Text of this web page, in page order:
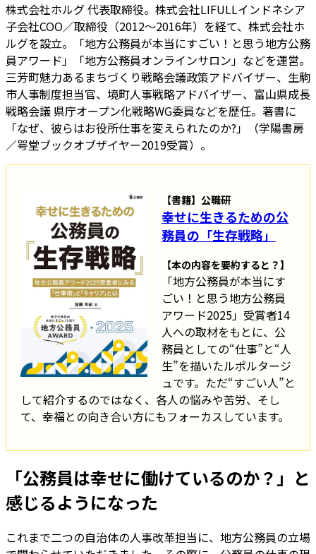
株式会社ホルグ 代表取締役。株式会社LIFULLインドネシア
子会社COO／取締役（2012～2016年）を経て、株式会社ホ
ルグを設立。「地方公務員が本当にすごい！と思う地方公務
員アワード」「地方公務員オンラインサロン」などを運営。
三芳町魅力あるまちづくり戦略会議政策アドバイザー、生駒
市人事制度担当官、境町人事戦略アドバイザー、富山県成長
戦略会議 県庁オープン化戦略WG委員などを歴任。著書に
「なぜ、彼らはお役所仕事を変えられたのか?」（学陽書房
／咢堂ブックオブザイヤー2019受賞）。
【書籍】公職研
幸せに生きるための公
務員の「生存戦略」
【本の内容を要約すると？】
「地方公務員が本当にす
ごい！と思う地方公務員
アワード2025」受賞者14
人への取材をもとに、公
務員としての“仕事”と“人
生”を描いたルポルタージ
ュです。ただ“すごい人”と
して紹介するのではなく、各人の悩みや苦労、そし
て、幸福との向き合い方にもフォーカスしています。
「公務員は幸せに働けているのか？」と
感じるようになった
これまで二つの自治体の人事改革担当に、地方公務員の立場